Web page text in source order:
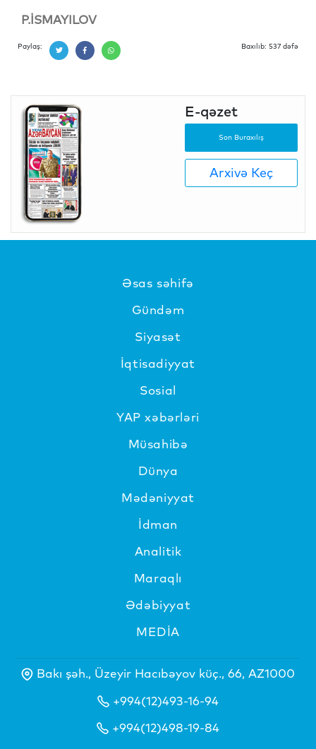
P.İSMAYILOV
Paylaş: Baxılıb: 537 dəfə
E-qəzet
Son Buraxılış
Arxivə Keç
Əsas səhifə
Gündəm
Siyasət
İqtisadiyyat
Sosial
YAP xəbərləri
Müsahibə
Dünya
Mədəniyyat
İdman
Analitik
Maraqlı
Ədəbiyyat
MEDİA
Bakı şəh., Üzeyir Hacıbəyov küç., 66, AZ1000
+994(12)493-16-94
+994(12)498-19-84